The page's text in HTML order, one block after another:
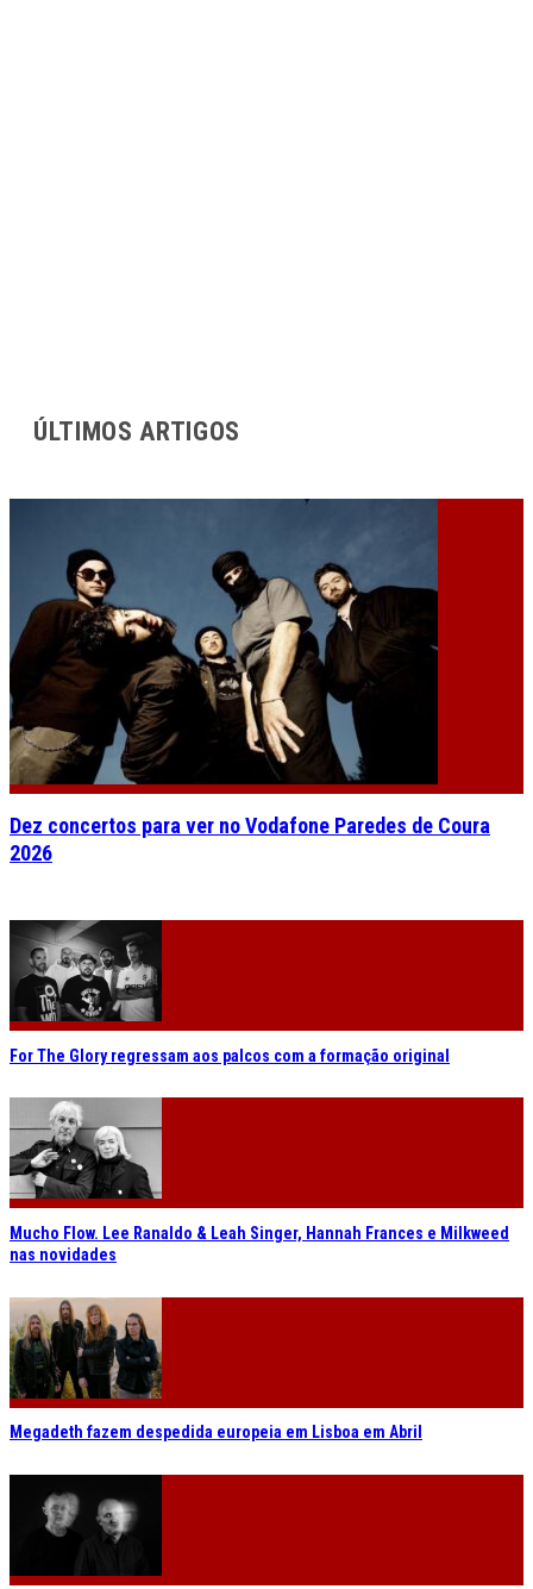
ÚLTIMOS ARTIGOS
Dez concertos para ver no Vodafone Paredes de Coura
2026
For The Glory regressam aos palcos com a formação original
Mucho Flow. Lee Ranaldo & Leah Singer, Hannah Frances e Milkweed
nas novidades
Megadeth fazem despedida europeia em Lisboa em Abril